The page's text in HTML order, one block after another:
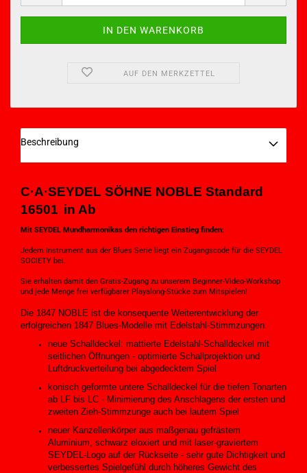
AUF DEN MERKZETTEL
Beschreibung
C·A·SEYDEL SÖHNE NOBLE Standard
16501 in Ab
Mit SEYDEL Mundharmonikas den richtigen Einstieg finden:
Jedem Instrument aus der Blues Serie liegt ein Zugangscode für die SEYDEL
SOCIETY bei.
Sie erhalten damit den Gratis-Zugang zu unserem Beginner-Video-Workshop
und jede Menge frei verfügbarer Playalong-Stücke zum Mitspielen!
Die 1847 NOBLE ist die konsequente Weiterentwicklung der
erfolgreichen 1847 Blues-Modelle mit Edelstahl-Stimmzungen.
neue Schalldeckel: mattierte Edelstahl-Schalldeckel mit
seitlichen Öffnungen - optimierte Schallprojektion und
Luftdruckverteilung bei abgedecktem Spiel
konisch geformte untere Schalldeckel für die tiefen Tonarten
ab LF bis LC - Minimierung des Anschlagens der ersten und
zweiten Zieh-Stimmzunge auch bei lautem Spiel
neuer Kanzellenkörper aus maßgenau gefrästem
Aluminium, schwarz eloxiert und mit laser-graviertem
SEYDEL-Logo auf der Rückseite - sehr gute Dichtigkeit und
verbessertes Spielgefühl durch höheres Gewicht des